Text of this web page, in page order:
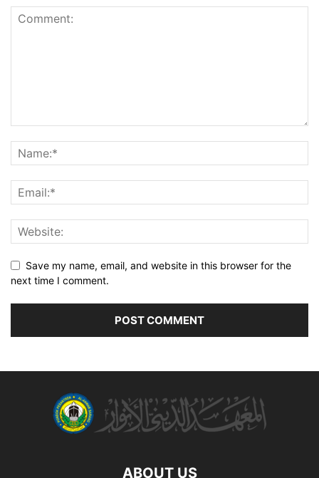
Save my name, email, and website in this browser for the
next time I comment.
ABOUT US